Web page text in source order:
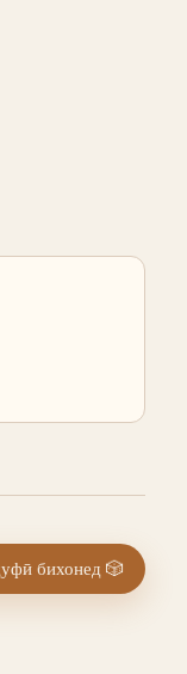
бихонед 🎲